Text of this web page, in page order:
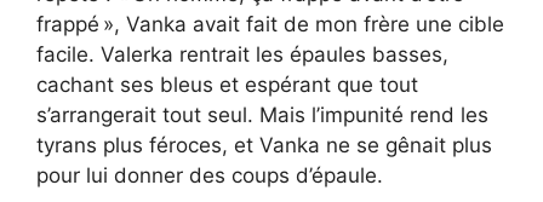
frappé », Vanka avait fait de mon frère une cible
facile. Valerka rentrait les épaules basses,
cachant ses bleus et espérant que tout
s’arrangerait tout seul. Mais l’impunité rend les
tyrans plus féroces, et Vanka ne se gênait plus
pour lui donner des coups d’épaule.